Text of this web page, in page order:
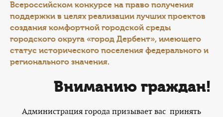
Всероссийском конкурсе на право получения
поддержки в целях реализации лучших проектов
создания комфортной городской среды
городского округа «город Дербент», имеющего
статус исторического поселения федерального и
регионального значения.
Вниманию граждан!
Администрация города призывает вас принять